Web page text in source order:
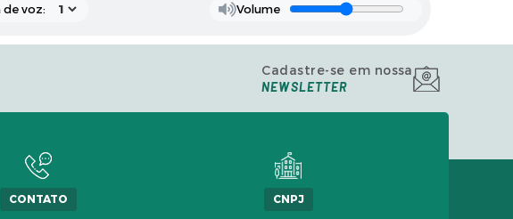
de voz: Volume
Cadastre-se em nossa
NEWSLETTER
CONTATO CNPJ